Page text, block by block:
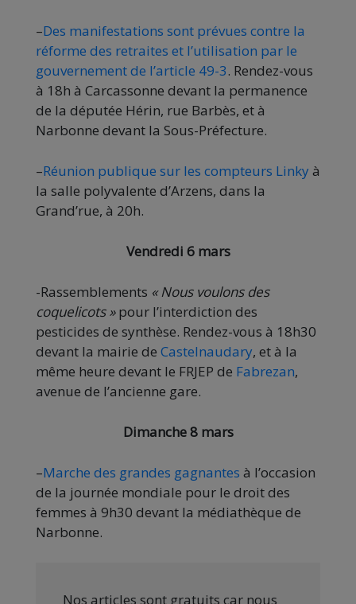
–Des manifestations sont prévues contre la
réforme des retraites et l’utilisation par le
gouvernement de l’article 49-3. Rendez-vous
à 18h à Carcassonne devant la permanence
de la députée Hérin, rue Barbès, et à
Narbonne devant la Sous-Préfecture.
–Réunion publique sur les compteurs Linky à
la salle polyvalente d’Arzens, dans la
Grand’rue, à 20h.
Vendredi 6 mars
-Rassemblements « Nous voulons des
coquelicots »pour l’interdiction des
pesticides de synthèse. Rendez-vous à 18h30
devant la mairie de Castelnaudary, et à la
même heure devant le FRJEP de Fabrezan,
avenue de l’ancienne gare.
Dimanche 8 mars
–Marche des grandes gagnantes à l’occasion
de la journée mondiale pour le droit des
femmes à 9h30 devant la médiathèque de
Narbonne.
Nos articles sont gratuits car nous